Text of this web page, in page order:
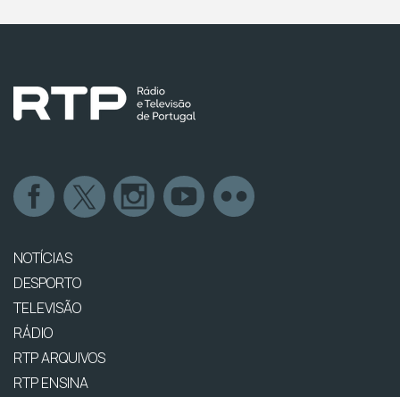
NOTÍCIAS
DESPORTO
TELEVISÃO
RÁDIO
RTP ARQUIVOS
RTP ENSINA